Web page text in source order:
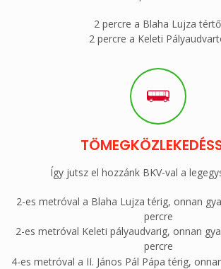
Kizomba Akadémia
2-2 percre a Blaha Lujza tértől és a Keleti
Útvonaltervezés hozzánk
2 percre a Blaha Lujza
2 percre a Keleti
Így jutsz el hozzánk BKV-val a
2-es metróval a Blaha Lujza térig, onnan
percre
2-es metróval Keleti pályaudvarig, onnan
percre
4-es metróval a II. János Pál Pápa térig,